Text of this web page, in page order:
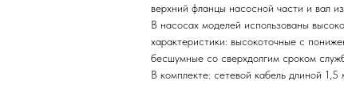
верхний фланцы насосной части и вал
В насосах моделей использованы
характеристики: высокоточные с
бесшумные со сверхдолгим сроком
В комплекте: сетевой кабель длиной